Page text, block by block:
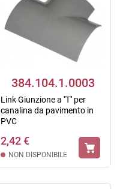
384.104.1.0003
Link Giunzione a ''T'' per
canalina da pavimento in
PVC
2,42 €
NON DISPONIBILE